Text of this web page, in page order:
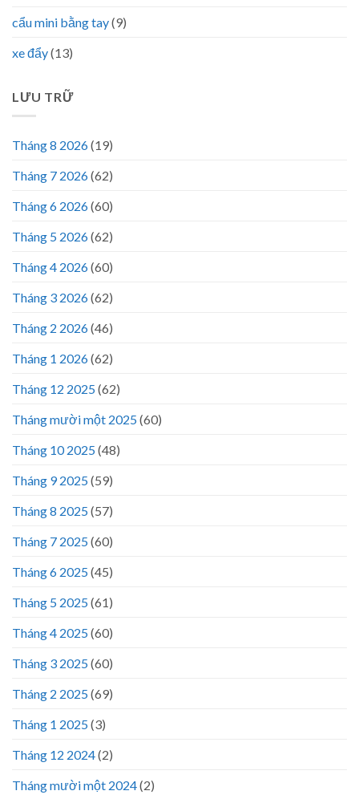
cẩu mini bằng tay(9)
xe đẩy(13)
LƯU TRỮ
Tháng 8 2026(19)
Tháng 7 2026(62)
Tháng 6 2026(60)
Tháng 5 2026(62)
Tháng 4 2026(60)
Tháng 3 2026(62)
Tháng 2 2026(46)
Tháng 1 2026(62)
Tháng 12 2025(62)
Tháng mười một 2025(60)
Tháng 10 2025(48)
Tháng 9 2025(59)
Tháng 8 2025(57)
Tháng 7 2025(60)
Tháng 6 2025(45)
Tháng 5 2025(61)
Tháng 4 2025(60)
Tháng 3 2025(60)
Tháng 2 2025(69)
Tháng 1 2025(3)
Tháng 12 2024(2)
Tháng mười một 2024(2)